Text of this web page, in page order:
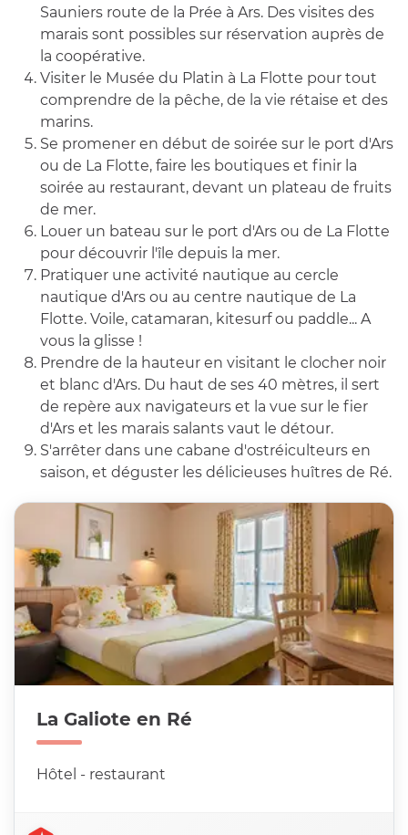
Sauniers route de la Prée à Ars. Des visites des
marais sont possibles sur réservation auprès de
la coopérative.
Visiter le Musée du Platin à La Flotte pour tout
comprendre de la pêche, de la vie rétaise et des
marins.
Se promener en début de soirée sur le port d'Ars
ou de La Flotte, faire les boutiques et finir la
soirée au restaurant, devant un plateau de fruits
de mer.
Louer un bateau sur le port d'Ars ou de La Flotte
pour découvrir l'île depuis la mer.
Pratiquer une activité nautique au cercle
nautique d'Ars ou au centre nautique de La
Flotte. Voile, catamaran, kitesurf ou paddle... A
vous la glisse !
Prendre de la hauteur en visitant le clocher noir
et blanc d'Ars. Du haut de ses 40 mètres, il sert
de repère aux navigateurs et la vue sur le fier
d'Ars et les marais salants vaut le détour.
S'arrêter dans une cabane d'ostréiculteurs en
saison, et déguster les délicieuses huîtres de Ré.
La Galiote en Ré
Hôtel - restaurant